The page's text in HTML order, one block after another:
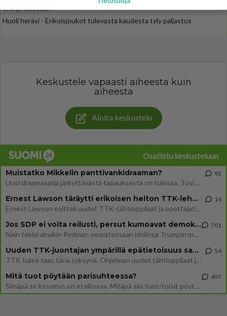
ehti jo odottaa
Huoli heräsi - Erikoisjoukot tulevasta kaudesta tyly paljastus
Keskustele vapaasti aiheesta kuin
aiheesta
Aloita keskustelu
Osallistu keskusteluun
Muistatko Mikkelin panttivankidraaman?
Uusi draamasarja järkyttävästä tapauksesta on tulossa. Tositapahtumiin perustuva sarja ammentaa vuoden 1986 Mikkelin pan
92
Ernest Lawson täräytti erikoisen heiton TTK-lehdistötilaisuudessa: " Onko tässä tarkoituksena...?"
Ernest Lawson esitteli uudet TTK-tähtioppilaat ja opettajat torstaina 6.8. lehdistölle. Tulevalla kaudella on yksi hausk
14
Jos SDP ei voita reilusti, persut kumoavat demokratian Suomesta
Näin tekisi ainakin Rydman seuratessaan idolinsa Trumpin mallia https://www.is.fi/politiikka/art-2000012187244.html
701
Uuden TTK-juontajan ympärillä epätietoisuus sakenee - Nyt MTV hämmentää soppaa
TTK tulee taas tänä syksynä. Ohjelman uudet tähtioppilaat julkistetaan torstaina 6. elokuuta klo 14 alkavassa lehdistö
54
Mitä tuot pöytään parisuhteessa?
Siinäpä se kysymys on otsikossa. Mitäpä siis tuot/toisit pöytään parisuhteessa? Oletko mies vai nainen? Koetko sen mitä
497